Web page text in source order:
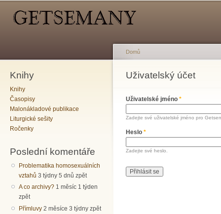
Knihy
Knihy
Časopisy
Malonákladové publikace
Liturgické sešity
Ročenky
Poslední komentáře
Problematika homosexuálních
vztahů 3 týdny 5 dnů zpět
A co archivy? 1 měsíc 1 týden
zpět
Přímluvy 2 měsíce 3 týdny zpět
Jste zde
Domů
Uživatelský účet
Hlavní záložky
Uživatelské jméno *
Zadejte své uživatelské jméno pro
Heslo *
Zadejte své heslo.